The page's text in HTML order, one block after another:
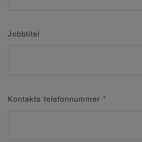
Jobbtitel
Kontakts telefonnummer *